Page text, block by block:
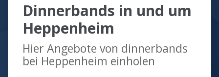
Dinnerbands in und um
Heppenheim
Hier Angebote von dinnerbands
bei Heppenheim einholen